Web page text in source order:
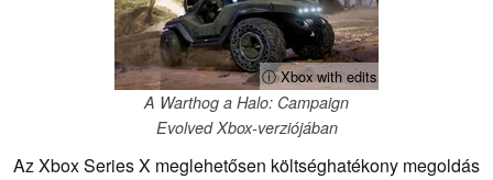
ⓘ Xbox with edits
A Warthog a Halo: Campaign
Evolved Xbox-verziójában
Az Xbox Series X meglehetősen költséghatékony megoldás